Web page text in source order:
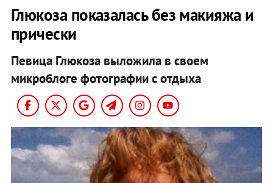
Глюкоза показалась без макияжа и
прически
Певица Глюкоза выложила в своем
микроблоге фотографии с отдыха